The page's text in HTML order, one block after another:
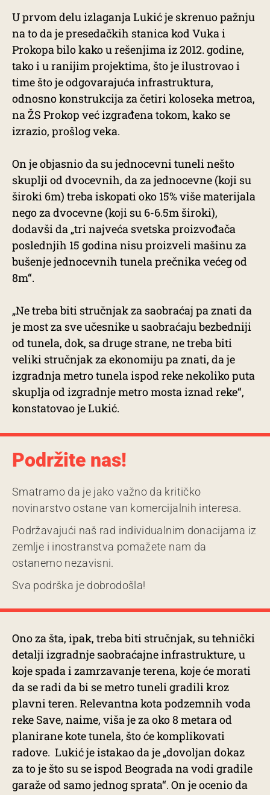
U prvom delu izlaganja Lukić je skrenuo pažnju
na to da je presedačkih stanica kod Vuka i
Prokopa bilo kako u rešenjima iz 2012. godine,
tako i u ranijim projektima, što je ilustrovao i
time što je odgovarajuća infrastruktura,
odnosno konstrukcija za četiri koloseka metroa,
na ŽS Prokop već izgrađena tokom, kako se
izrazio, prošlog veka.
On je objasnio da su jednocevni tuneli nešto
skuplji od dvocevnih, da za jednocevne (koji su
široki 6m) treba iskopati oko 15% više materijala
nego za dvocevne (koji su 6-6.5m široki),
dodavši da „tri najveća svetska proizvođača
poslednjih 15 godina nisu proizveli mašinu za
bušenje jednocevnih tunela prečnika većeg od
8m“.
„Ne treba biti stručnjak za saobraćaj pa znati da
je most za sve učesnike u saobraćaju bezbedniji
od tunela, dok, sa druge strane, ne treba biti
veliki stručnjak za ekonomiju pa znati, da je
izgradnja metro tunela ispod reke nekoliko puta
skuplja od izgradnje metro mosta iznad reke“,
konstatovao je Lukić.
Podržite nas!
Smatramo da je jako važno da kritičko
novinarstvo ostane van komercijalnih interesa.
Podržavajući naš rad individualnim donacijama iz
zemlje i inostranstva pomažete nam da
ostanemo nezavisni.
Sva podrška je dobrodošla!
Ono za šta, ipak, treba biti stručnjak, su tehnički
detalji izgradnje saobraćajne infrastrukture, u
koje spada i zamrzavanje terena, koje će morati
da se radi da bi se metro tuneli gradili kroz
plavni teren. Relevantna kota podzemnih voda
reke Save, naime, viša je za oko 8 metara od
planirane kote tunela, što će komplikovati
radove. Lukić je istakao da je „dovoljan dokaz
za to je što su se ispod Beograda na vodi gradile
garaže od samo jednog sprata“. On je ocenio da